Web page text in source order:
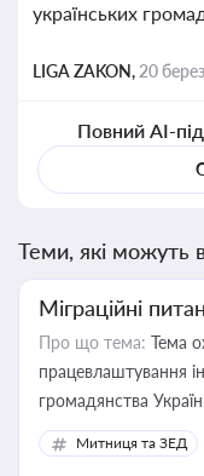
українських
LIGA ZAKON, 20
Повний AI-
Теми, які можуть
Міграційні
Про що тема: Тема
працевлаштування
громадянства
Митниця та ЗЕД